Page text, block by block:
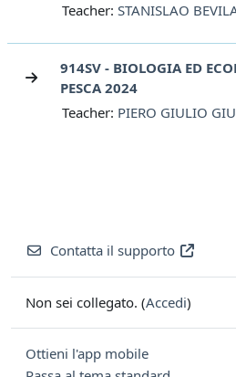
Teacher: STANISLAO
914SV - BIOLOGIA ED
PESCA 2024
Teacher: PIERO GIULIO
Contatta il supporto
Non sei collegato. (Accedi)
Ottieni l'app mobile